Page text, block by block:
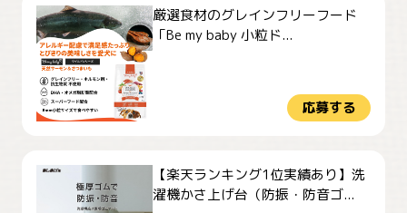
厳選食材のグレインフリーフード
「Be my baby 小粒ド...
応募する
【楽天ランキング1位実績あり】洗
濯機かさ上げ台（防振・防音ゴ...